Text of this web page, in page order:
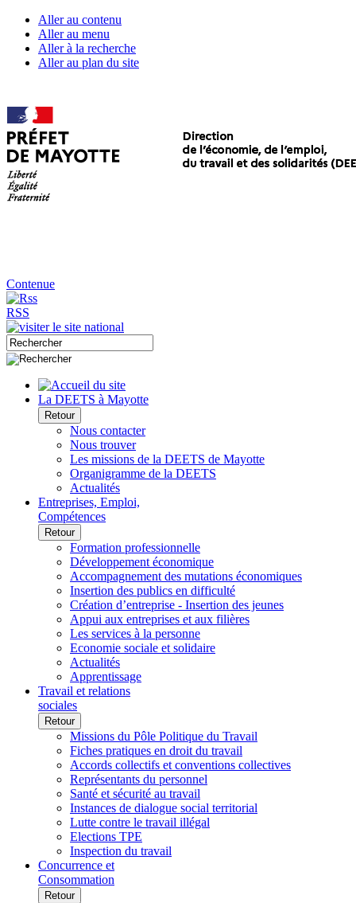
Aller au contenu
Aller au menu
Aller à la recherche
Aller au plan du site
Contenue
RSS
La DEETS à Mayotte
Retour
Nous contacter
Nous trouver
Les missions de la DEETS de Mayotte
Organigramme de la DEETS
Actualités
Entreprises, Emploi,
Compétences
Retour
Formation professionnelle
Développement économique
Accompagnement des mutations économiques
Insertion des publics en difficulté
Création d’entreprise - Insertion des jeunes
Appui aux entreprises et aux filières
Les services à la personne
Economie sociale et solidaire
Actualités
Apprentissage
Travail et relations
sociales
Retour
Missions du Pôle Politique du Travail
Fiches pratiques en droit du travail
Accords collectifs et conventions collectives
Représentants du personnel
Santé et sécurité au travail
Instances de dialogue social territorial
Lutte contre le travail illégal
Elections TPE
Inspection du travail
Concurrence et
Consommation
Retour